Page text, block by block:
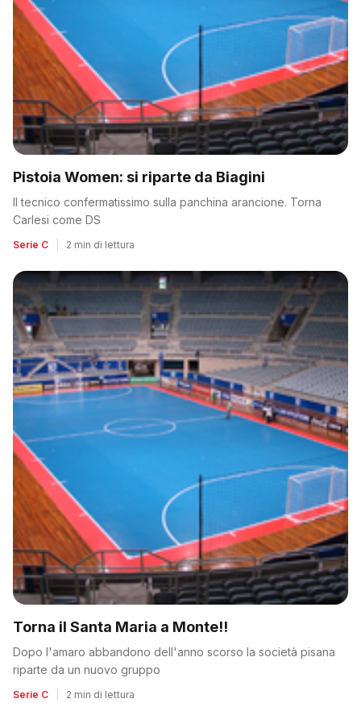
Pistoia Women: si riparte da Biagini
Il tecnico confermatissimo sulla panchina arancione. Torna
Carlesi come DS
Serie C 2 min di lettura
Torna il Santa Maria a Monte!!
Dopo l'amaro abbandono dell'anno scorso la società pisana
riparte da un nuovo gruppo
Serie C 2 min di lettura